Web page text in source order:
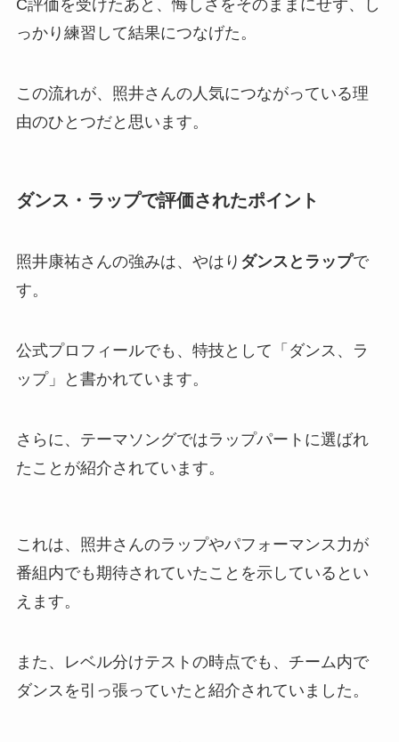
C評価を受けたあと、悔しさをそのままにせず、し
っかり練習して結果につなげた。
この流れが、照井さんの人気につながっている理
由のひとつだと思います。
ダンス・ラップで評価されたポイント
照井康祐さんの強みは、やはり ダンスとラップで
す。
公式プロフィールでも、特技として「ダンス、ラ
ップ」と書かれています。
さらに、テーマソングではラップパートに選ばれ
たことが紹介されています。
これは、照井さんのラップやパフォーマンス力が
番組内でも期待されていたことを示しているとい
えます。
また、レベル分けテストの時点でも、チーム内で
ダンスを引っ張っていたと紹介されていました。